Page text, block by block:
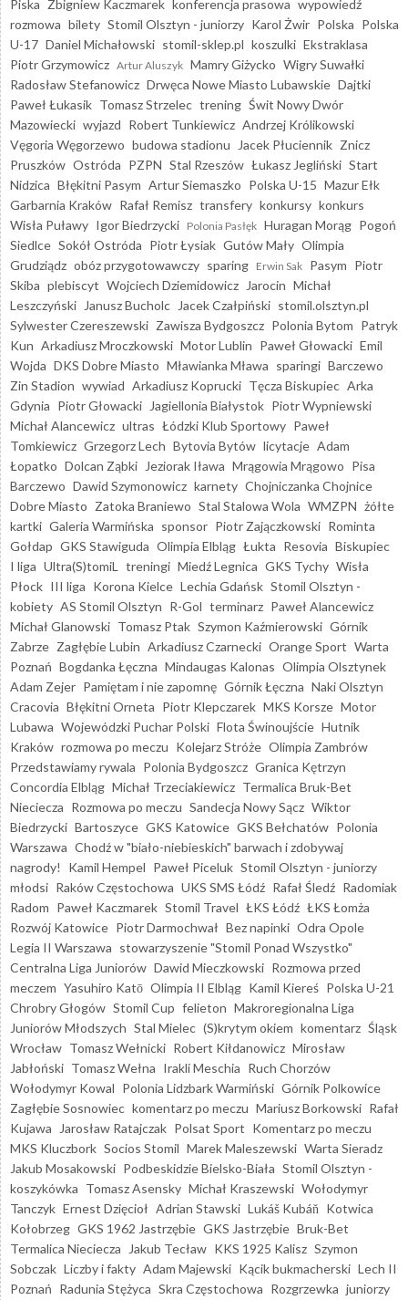
Piska Zbigniew Kaczmarek konferencja prasowa wypowiedź
rozmowa bilety Stomil Olsztyn - juniorzy Karol Żwir Polska Polska
U-17 Daniel Michałowski stomil-sklep.pl koszulki Ekstraklasa
Piotr Grzymowicz Artur Aluszyk Mamry Giżycko Wigry Suwałki
Radosław Stefanowicz Drwęca Nowe Miasto Lubawskie Dajtki
Paweł Łukasik Tomasz Strzelec trening Świt Nowy Dwór
Mazowiecki wyjazd Robert Tunkiewicz Andrzej Królikowski
Vęgoria Węgorzewo budowa stadionu Jacek Płuciennik Znicz
Pruszków Ostróda PZPN Stal Rzeszów Łukasz Jegliński Start
Nidzica Błękitni Pasym Artur Siemaszko Polska U-15 Mazur Ełk
Garbarnia Kraków Rafał Remisz transfery konkursy konkurs
Wisła Puławy Igor Biedrzycki Polonia Pasłęk Huragan Morąg Pogoń
Siedlce Sokół Ostróda Piotr Łysiak Gutów Mały Olimpia
Grudziądz obóz przygotowawczy sparing Erwin Sak Pasym Piotr
Skiba plebiscyt Wojciech Dziemidowicz Jarocin Michał
Leszczyński
Janusz Bucholc Jacek Czałpiński stomil.olsztyn.pl
Sylwester Czereszewski Zawisza Bydgoszcz Polonia Bytom Patryk
Kun Arkadiusz Mroczkowski Motor Lublin Paweł Głowacki Emil
Wojda DKS Dobre Miasto Mławianka Mława sparingi Barczewo
Zin Stadion wywiad Arkadiusz Koprucki Tęcza Biskupiec Arka
Gdynia Piotr Głowacki Jagiellonia Białystok Piotr Wypniewski
Michał Alancewicz ultras Łódzki Klub Sportowy Paweł
Tomkiewicz Grzegorz Lech Bytovia Bytów licytacje Adam
Łopatko Dolcan Ząbki Jeziorak Iława Mrągowia Mrągowo Pisa
Barczewo Dawid Szymonowicz karnety Chojniczanka Chojnice
Dobre Miasto Zatoka Braniewo Stal Stalowa Wola WMZPN żółte
kartki Galeria Warmińska sponsor Piotr Zajączkowski Rominta
Gołdap GKS Stawiguda Olimpia Elbląg Łukta Resovia Biskupiec
I liga Ultra(S)tomiL treningi Miedź Legnica GKS Tychy Wisła
Płock III liga Korona Kielce Lechia Gdańsk Stomil Olsztyn -
kobiety AS Stomil Olsztyn R-Gol terminarz Paweł Alancewicz
Michał Glanowski Tomasz Ptak Szymon Kaźmierowski Górnik
Zabrze Zagłębie Lubin Arkadiusz Czarnecki Orange Sport Warta
Poznań Bogdanka Łęczna Mindaugas Kalonas Olimpia Olsztynek
Adam Zejer Pamiętam i nie zapomnę Górnik Łęczna Naki Olsztyn
Cracovia Błękitni Orneta Piotr Klepczarek MKS Korsze Motor
Lubawa Wojewódzki Puchar Polski Flota Świnoujście Hutnik
Kraków rozmowa po meczu Kolejarz Stróże Olimpia Zambrów
Przedstawiamy rywala Polonia Bydgoszcz Granica Kętrzyn
Concordia Elbląg Michał Trzeciakiewicz Termalica Bruk-Bet
Nieciecza Rozmowa po meczu Sandecja Nowy Sącz Wiktor
Biedrzycki Bartoszyce GKS Katowice GKS Bełchatów Polonia
Warszawa Chodź w "biało-niebieskich" barwach i zdobywaj
nagrody!
Kamil Hempel Paweł Piceluk Stomil Olsztyn - juniorzy
młodsi Raków Częstochowa UKS SMS Łódź Rafał Śledź Radomiak
Radom Paweł Kaczmarek Stomil Travel ŁKS Łódź ŁKS Łomża
Rozwój Katowice Piotr Darmochwał Bez napinki Odra Opole
Legia II Warszawa stowarzyszenie "Stomil Ponad Wszystko"
Centralna Liga Juniorów Dawid Mieczkowski Rozmowa przed
meczem Yasuhiro Katō Olimpia II Elbląg Kamil Kiereś Polska U-21
Chrobry Głogów Stomil Cup felieton Makroregionalna Liga
Juniorów Młodszych Stal Mielec (S)krytym okiem komentarz Śląsk
Wrocław Tomasz Wełnicki Robert Kiłdanowicz Mirosław
Jabłoński Tomasz Wełna Irakli Meschia Ruch Chorzów
Wołodymyr Kowal Polonia Lidzbark Warmiński Górnik Polkowice
Zagłębie Sosnowiec komentarz po meczu Mariusz Borkowski Rafał
Kujawa
Jarosław Ratajczak Polsat Sport Komentarz po meczu
MKS Kluczbork Socios Stomil Marek Maleszewski Warta Sieradz
Jakub Mosakowski Podbeskidzie Bielsko-Biała Stomil Olsztyn -
koszykówka Tomasz Asensky Michał Kraszewski Wołodymyr
Tanczyk Ernest Dzięcioł Adrian Stawski Lukáš Kubáň Kotwica
Kołobrzeg GKS 1962 Jastrzębie GKS Jastrzębie Bruk-Bet
Termalica Nieciecza
Jakub Tecław KKS 1925 Kalisz Szymon
Sobczak Liczby i fakty Adam Majewski Kącik bukmacherski Lech II
Poznań Radunia Stężyca Skra Częstochowa Rozgrzewka juniorzy